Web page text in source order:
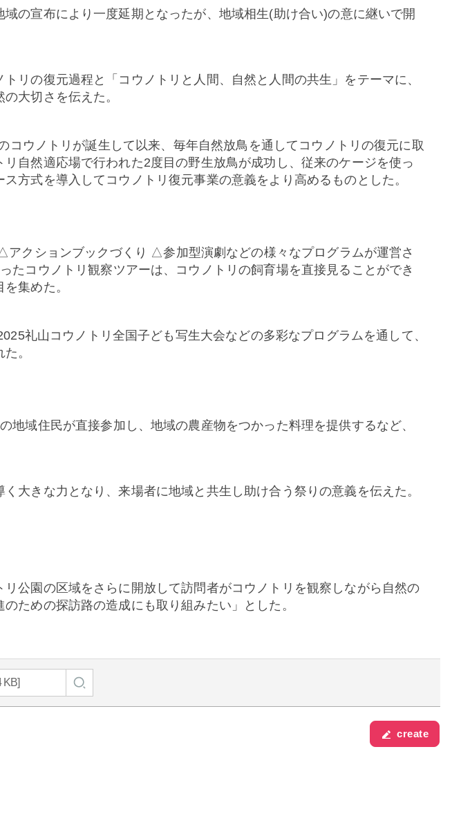
の宣布により一度延期となったが、地域相生(助け合い)の意に継いで開
リの復元過程と「コウノトリと人間、自然と人間の共生」をテーマに、
大切さを伝えた。
コウノトリが誕生して以来、毎年自然放鳥を通してコウノトリの復元に取
リ自然適応場で行われた2度目の野生放鳥が成功し、従来のケージを使っ
方式を導入してコウノトリ復元事業の意義をより高めるものとした。
アクションブックづくり △参加型演劇などの様々なプログラムが運営さ
たコウノトリ観察ツアーは、コウノトリの飼育場を直接見ることができ
集めた。
礼山コウノトリ全国子ども写生大会などの多彩なプログラムを通して、
。
地域住民が直接参加し、地域の農産物をつかった料理を提供するなど、
大きな力となり、来場者に地域と共生し助け合う祭りの意義を伝えた。
公園の区域をさらに開放して訪問者がコウノトリを観察しながら自然の
ための探訪路の造成にも取り組みたい」とした。
KB]
create